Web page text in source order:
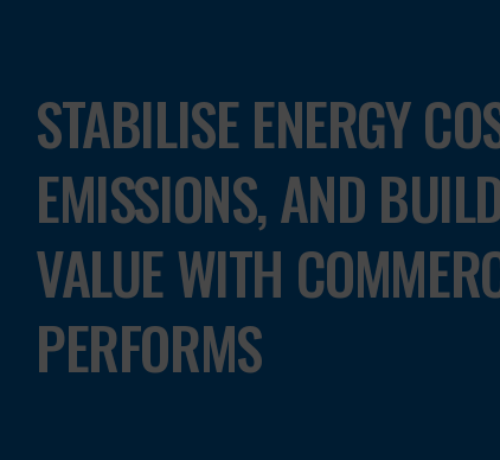
STABILISE ENERGY
EMISSIONS, AND
VALUE WITH
PERFORMS